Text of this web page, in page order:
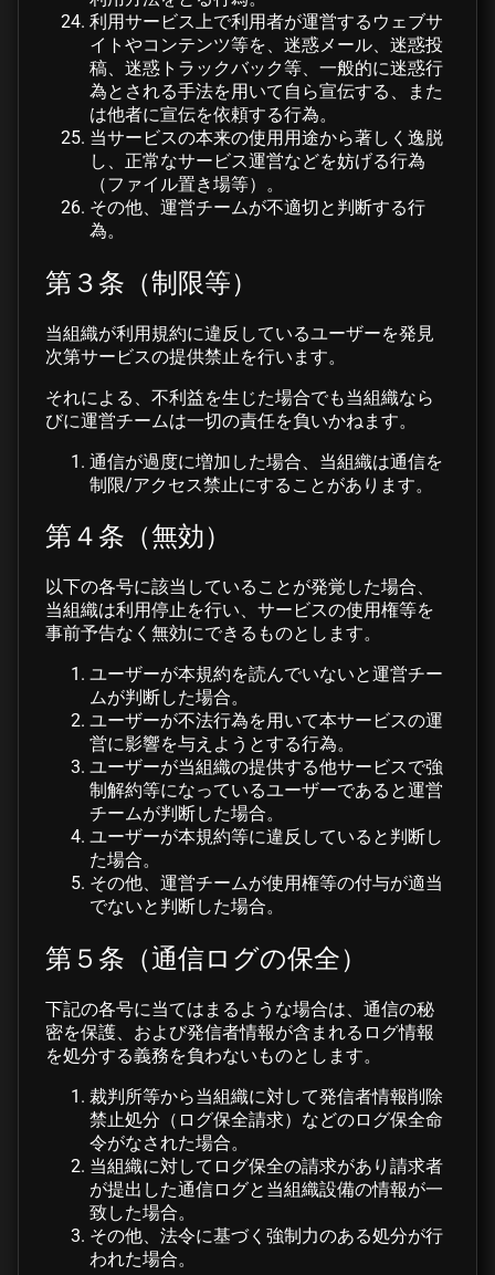
利用サービス上で利用者が運営するウェブサ
イトやコンテンツ等を、迷惑メール、迷惑投
稿、迷惑トラックバック等、一般的に迷惑行
為とされる手法を用いて自ら宣伝する、また
は他者に宣伝を依頼する行為。
当サービスの本来の使用用途から著しく逸脱
し、正常なサービス運営などを妨げる行為
（ファイル置き場等）。
その他、運営チームが不適切と判断する行
為。
第３条（制限等）
当組織が利用規約に違反しているユーザーを発見
次第サービスの提供禁止を行います。
それによる、不利益を生じた場合でも当組織なら
びに運営チームは一切の責任を負いかねます。
通信が過度に増加した場合、当組織は通信を
制限/アクセス禁止にすることがあります。
第４条（無効）
以下の各号に該当していることが発覚した場合、
当組織は利用停止を行い、サービスの使用権等を
事前予告なく無効にできるものとします。
ユーザーが本規約を読んでいないと運営チー
ムが判断した場合。
ユーザーが不法行為を用いて本サービスの運
営に影響を与えようとする行為。
ユーザーが当組織の提供する他サービスで強
制解約等になっているユーザーであると運営
チームが判断した場合。
ユーザーが本規約等に違反していると判断し
た場合。
その他、運営チームが使用権等の付与が適当
でないと判断した場合。
第５条（通信ログの保全）
下記の各号に当てはまるような場合は、通信の秘
密を保護、および発信者情報が含まれるログ情報
を処分する義務を負わないものとします。
裁判所等から当組織に対して発信者情報削除
禁止処分（ログ保全請求）などのログ保全命
令がなされた場合。
当組織に対してログ保全の請求があり請求者
が提出した通信ログと当組織設備の情報が一
致した場合。
その他、法令に基づく強制力のある処分が行
われた場合。